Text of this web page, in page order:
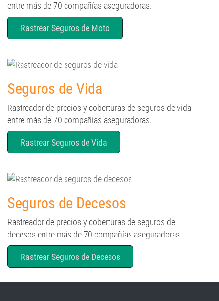
entre más de 70 compañías aseguradoras.
Rastrear Seguros de Moto
Seguros de Vida
Rastreador de precios y coberturas de seguros de vida
entre más de 70 compañías aseguradoras.
Rastrear Seguros de Vida
Seguros de Decesos
Rastreador de precios y coberturas de seguros de
decesos entre más de 70 compañías aseguradoras.
Rastrear Seguros de Decesos